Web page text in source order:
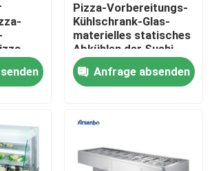
Kühlschrank
Pizza-Vorbereitungs-
Kühlschrank-Glas-
materielles statisches
Abkühlen der Sushi-
100L
Anfrage absenden